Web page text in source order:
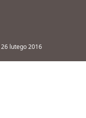
26 lutego 2016